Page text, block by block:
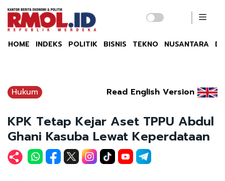
HOME INDEKS POLITIK BISNIS TEKNO NUSANTARA
Hukum Read English Version
KPK Tetap Kejar Aset TPPU Abdul
Ghani Kasuba Lewat Keperdataan